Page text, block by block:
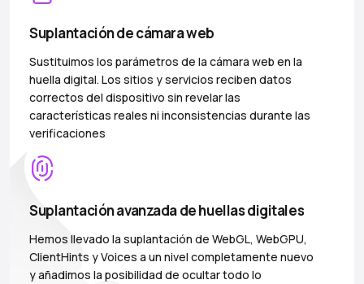
Suplantación de cámara web
Sustituimos los parámetros de la cámara web en la
huella digital. Los sitios y servicios reciben datos
correctos del dispositivo sin revelar las
características reales ni inconsistencias durante las
verificaciones
Suplantación avanzada de huellas digitales
Hemos llevado la suplantación de WebGL, WebGPU,
ClientHints y Voices a un nivel completamente nuevo
y añadimos la posibilidad de ocultar todo lo